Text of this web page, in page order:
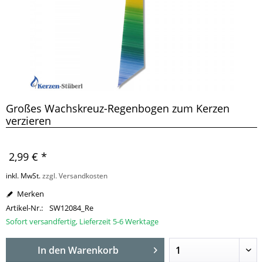
Großes Wachskreuz-Regenbogen zum Kerzen
verzieren
2,99 € *
inkl. MwSt.zzgl. Versandkosten
Merken
Artikel-Nr.:
SW12084_Re
Sofort versandfertig, Lieferzeit 5-6 Werktage
In den Warenkorb